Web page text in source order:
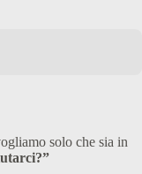
solo che sia in